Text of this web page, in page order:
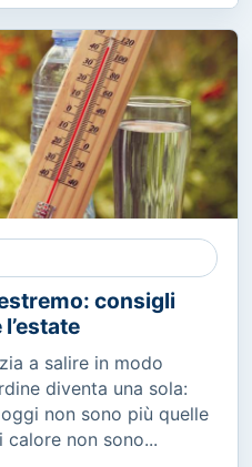
consigli
a salire in modo
diventa una sola:
non sono più quelle
non sono...